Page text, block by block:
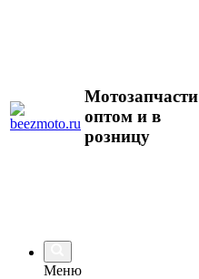
Мотозапчасти
оптом и в
розницу
Меню